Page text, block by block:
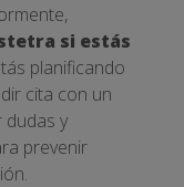
si estás
planificando
cita con un
dudas y
prevenir